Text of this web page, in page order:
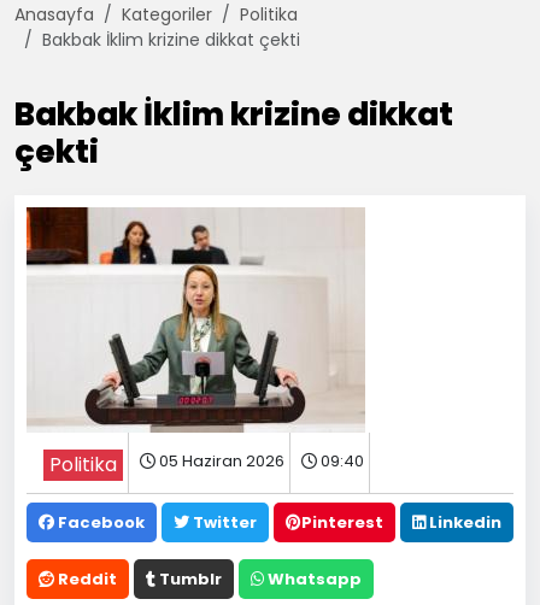
Anasayfa Kategoriler
Politika
Bakbak İklim krizine dikkat çekti
Bakbak İklim krizine dikkat
çekti
Politika 05 Haziran 2026 09:40
Facebook Twitter Pinterest Linkedin
Reddit Tumblr Whatsapp